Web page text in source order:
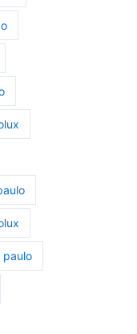
paulo